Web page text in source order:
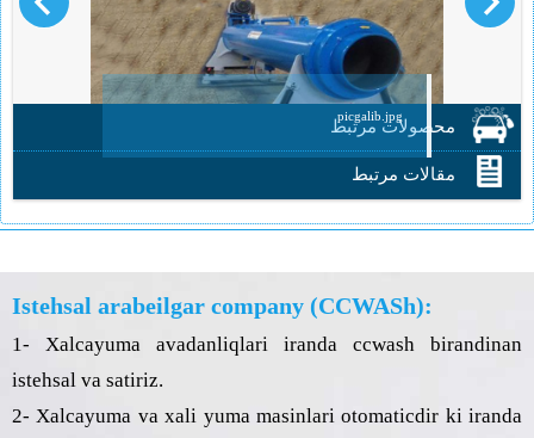
picgalib.jpg
محصولات مرتبط
مقالات مرتبط
Istehsal arabeilgar company (CCWASh):
1- Xalcayuma avadanliqlari iranda ccwash birandinan
istehsal va satiriz.
2- Xalcayuma va xali yuma masinlari otomaticdir ki iranda